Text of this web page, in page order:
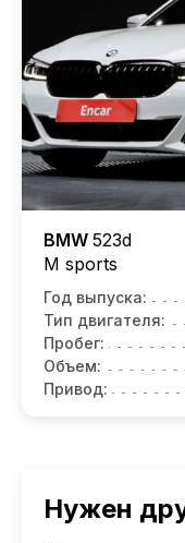
BMW 523d
M sports
Год выпуска:
Тип двигателя:
Пробег:
Объем:
Привод:
Нужен